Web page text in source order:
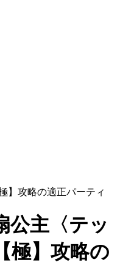
】攻略の適正パーティ
公主〈テッ
極】攻略の